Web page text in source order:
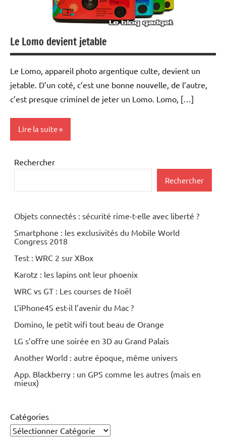
Le Lomo devient jetable
Le Lomo, appareil photo argentique culte, devient un
jetable. D’un coté, c’est une bonne nouvelle, de l’autre,
c’est presque criminel de jeter un Lomo. Lomo, […]
Lire la suite
Inclassables
Rechercher
Rechercher
Objets connectés : sécurité rime-t-elle avec liberté ?
Smartphone : les exclusivités du Mobile World
Congress 2018
Test : WRC 2 sur XBox
Karotz : les lapins ont leur phoenix
WRC vs GT : Les courses de Noël
L’iPhone4S est-il l’avenir du Mac ?
Domino, le petit wifi tout beau de Orange
LG s’offre une soirée en 3D au Grand Palais
Another World : autre époque, même univers
App. Blackberry : un GPS comme les autres (mais en
mieux)
Catégories